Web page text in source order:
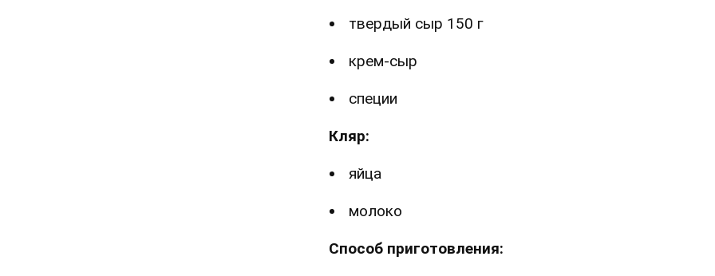
твердый сыр 150 г
крем-сыр
специи
Кляр:
яйца
молоко
Способ приготовления: